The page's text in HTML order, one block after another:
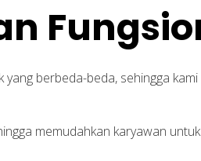
berbeda-beda, sehingga kami
memudahkan karyawan